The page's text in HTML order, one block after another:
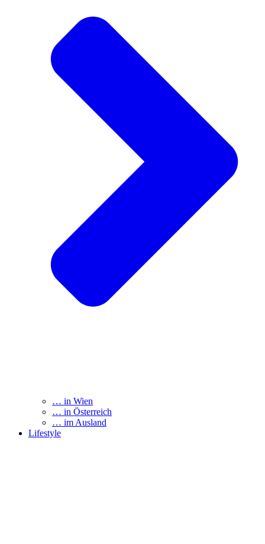
… in Wien
… in Österreich
… im Ausland
Lifestyle